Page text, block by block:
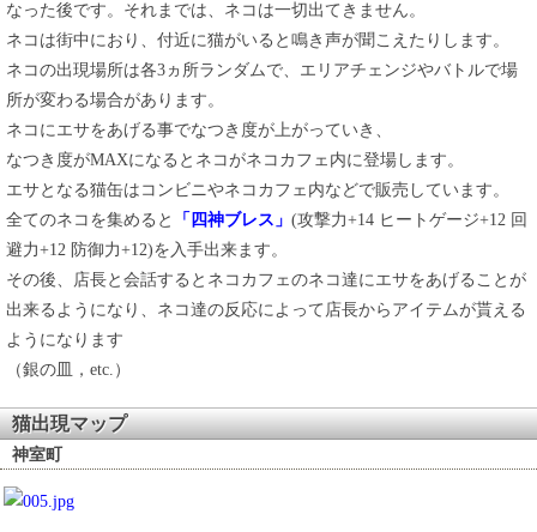
なった後です。それまでは、ネコは一切出てきません。
ネコは街中におり、付近に猫がいると鳴き声が聞こえたりします。
ネコの出現場所は各3ヵ所ランダムで、エリアチェンジやバトルで場
所が変わる場合があります。
ネコにエサをあげる事でなつき度が上がっていき、
なつき度がMAXになるとネコがネコカフェ内に登場します。
エサとなる猫缶はコンビニやネコカフェ内などで販売しています。
全てのネコを集めると
「四神ブレス」 (攻撃力+14 ヒートゲージ+12 回
避力+12 防御力+12)を入手出来ます。
その後、店長と会話するとネコカフェのネコ達にエサをあげることが
出来るようになり、ネコ達の反応によって店長からアイテムが貰える
ようになります
（銀の皿，etc.）
猫出現マップ
神室町